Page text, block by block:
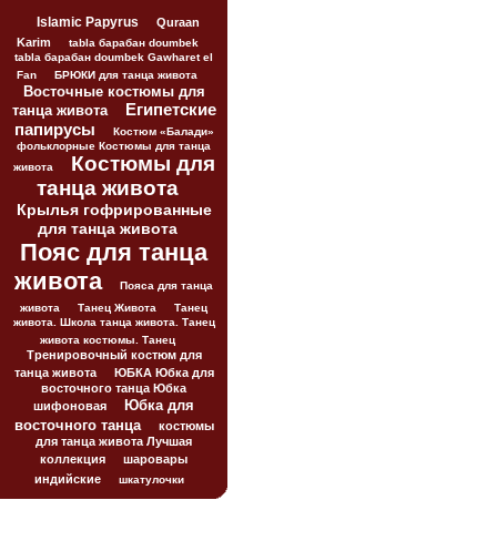
Islamic Papyrus
Quraan
Karim
tabla барабан doumbek
tabla барабан doumbek Gawharet el
Fan
БРЮКИ для танца живота
Восточные костюмы для
танца живота
Египетские
папирусы
Костюм «Балади»
фольклорные Костюмы для танца
живота
Костюмы для
танца живота
Крылья гофрированные
для танца живота
Пояс для танца
живота
Пояса для танца
живота
Танец Живота
Танец
живота. Школа танца живота. Танец
живота костюмы. Танец
Тренировочный костюм для
танца живота
ЮБКА Юбка для
восточного танца Юбка
шифоновая
Юбка для
восточного танца
костюмы
для танца живота Лучшая
коллекция
шаровары
индийские
шкатулочки